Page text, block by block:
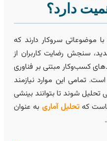
دارد؟
سروکار دارند که
رضایت کاربران از
مبتنی بر فناوری
این موارد نیازمند
شوند تا بتوانند بینشی
کهتحلیل آماریبه عنوان